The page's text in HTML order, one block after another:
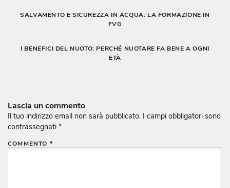
Navigazione
SALVAMENTO E SICUREZZA IN ACQUA: LA FORMAZIONE IN
FVG
I BENEFICI DEL NUOTO: PERCHÉ NUOTARE FA BENE A OGNI
ETÀ
Lascia un commento
Il tuo indirizzo email non sarà pubblicato. I campi obbligatori sono
contrassegnati *
COMMENTO *